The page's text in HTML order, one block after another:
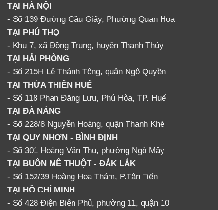
TẠI HÀ NỘI
- Số 139 Đường Cầu Giấy, Phường Quan Hoa
TẠI PHÚ THỌ
- Khu 7, xã Đồng Trung, huyện Thanh Thủy
TẠI HẢI PHÒNG
- Số 215H Lê Thánh Tông, quận Ngô Quyền
TẠI THỪA THIÊN HUẾ
- Số 118 Phan Đăng Lưu, Phú Hòa, TP. Huế
TẠI ĐÀ NẴNG
- Số 228/8 Nguyễn Hoàng, quận Thanh Khê
TẠI QUY NHƠN - BÌNH ĐỊNH
- Số 301 Hoàng Văn Thụ, phường Ngô Mây
TẠI BUÔN MÊ THUỘT - ĐẮK LẮK
- Số 152/39 Hoàng Hoa Thám, P.Tân Tiến
TẠI HỒ CHÍ MINH
- Số 428 Điện Biên Phủ, phường 11, quận 10